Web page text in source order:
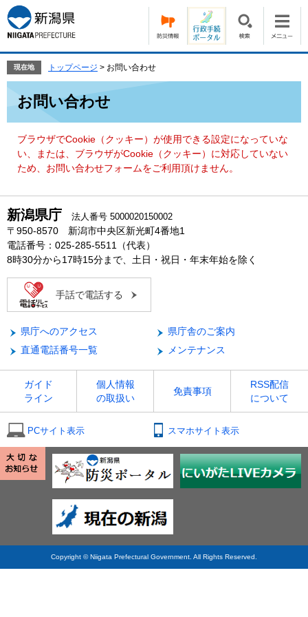
ー
ジ
の
頭
す。
ニ
ュ
ー
飛
て
現在地 トップページ > お問い合わせ
お問い合わせ
ブラウザでCookie（クッキー）が使用できる設定になっていな
い、または、ブラウザがCookie（クッキー）に対応していない
ため、お問い合わせフォームをご利用頂けません。
新潟県庁 法人番号 5000020150002
〒950-8570 新潟市中央区新光町4番地1
電話番号：025-285-5511（代表）
8時30分から17時15分まで、土日・祝日・年末年始を除く
手話で電話する
県庁へのアクセス
県庁舎のご案内
直通電話番号一覧
メンテナンス
ガイド
ライン
個人情報
の取扱い
免責事項
RSS配信
について
PCサイト表示 スマホサイト表示
Copyright © Niigata Prefectural Government. All Rights Reserved.